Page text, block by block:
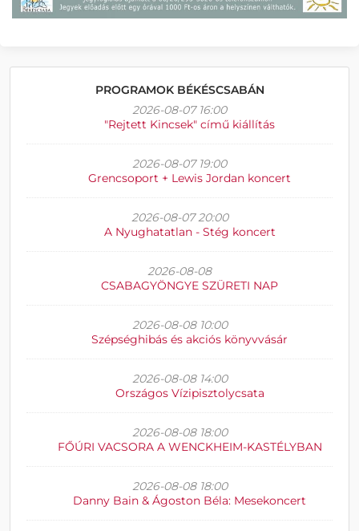
PROGRAMOK BÉKÉSCSABÁN
2026-08-07 16:00
"Rejtett Kincsek" című kiállítás
2026-08-07 19:00
Grencsoport + Lewis Jordan koncert
2026-08-07 20:00
A Nyughatatlan - Stég koncert
2026-08-08
CSABAGYÖNGYE SZÜRETI NAP
2026-08-08 10:00
Szépséghibás és akciós könyvvásár
2026-08-08 14:00
Országos Vízipisztolycsata
2026-08-08 18:00
FŐÚRI VACSORA A WENCKHEIM-KASTÉLYBAN
2026-08-08 18:00
Danny Bain & Ágoston Béla: Mesekoncert